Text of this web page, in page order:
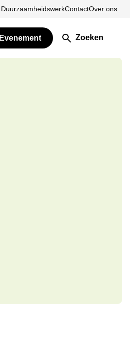
DuurzaamheidswerkContactOver ons
Evenement Zoeken